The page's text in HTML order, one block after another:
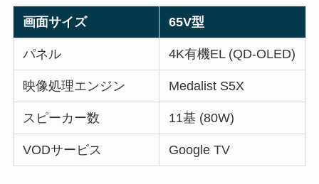
画面サイズ 65V型
パネル 4K有機EL (QD-OLED)
映像処理エンジン Medalist S5X
スピーカー数 11基 (80W)
VODサービス Google TV